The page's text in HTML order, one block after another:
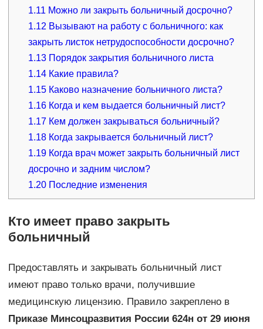
1.11 Можно ли закрыть больничный досрочно?
1.12 Вызывают на работу с больничного: как
закрыть листок нетрудоспособности досрочно?
1.13 Порядок закрытия больничного листа
1.14 Какие правила?
1.15 Каково назначение больничного листа?
1.16 Когда и кем выдается больничный лист?
1.17 Кем должен закрываться больничный?
1.18 Когда закрывается больничный лист?
1.19 Когда врач может закрыть больничный лист
досрочно и задним числом?
1.20 Последние изменения
Кто имеет право закрыть
больничный
Предоставлять и закрывать больничный лист
имеют право только врачи, получившие
медицинскую лицензию. Правило закреплено в
Приказе Минсоцразвития России 624н от 29 июня